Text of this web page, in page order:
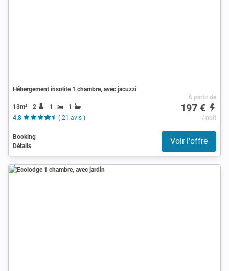
Hébergement insolite 1 chambre, avec jacuzzi
13m² 2 1
1
4.8
( 21 avis )
À partir de
197 €
/ nuit
Booking
Détails
Voir l'offre